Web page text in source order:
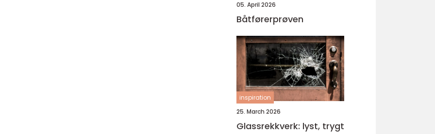
05. April 2026
Båtførerprøven
inspiration
25. March 2026
Glassrekkverk: lyst, trygt